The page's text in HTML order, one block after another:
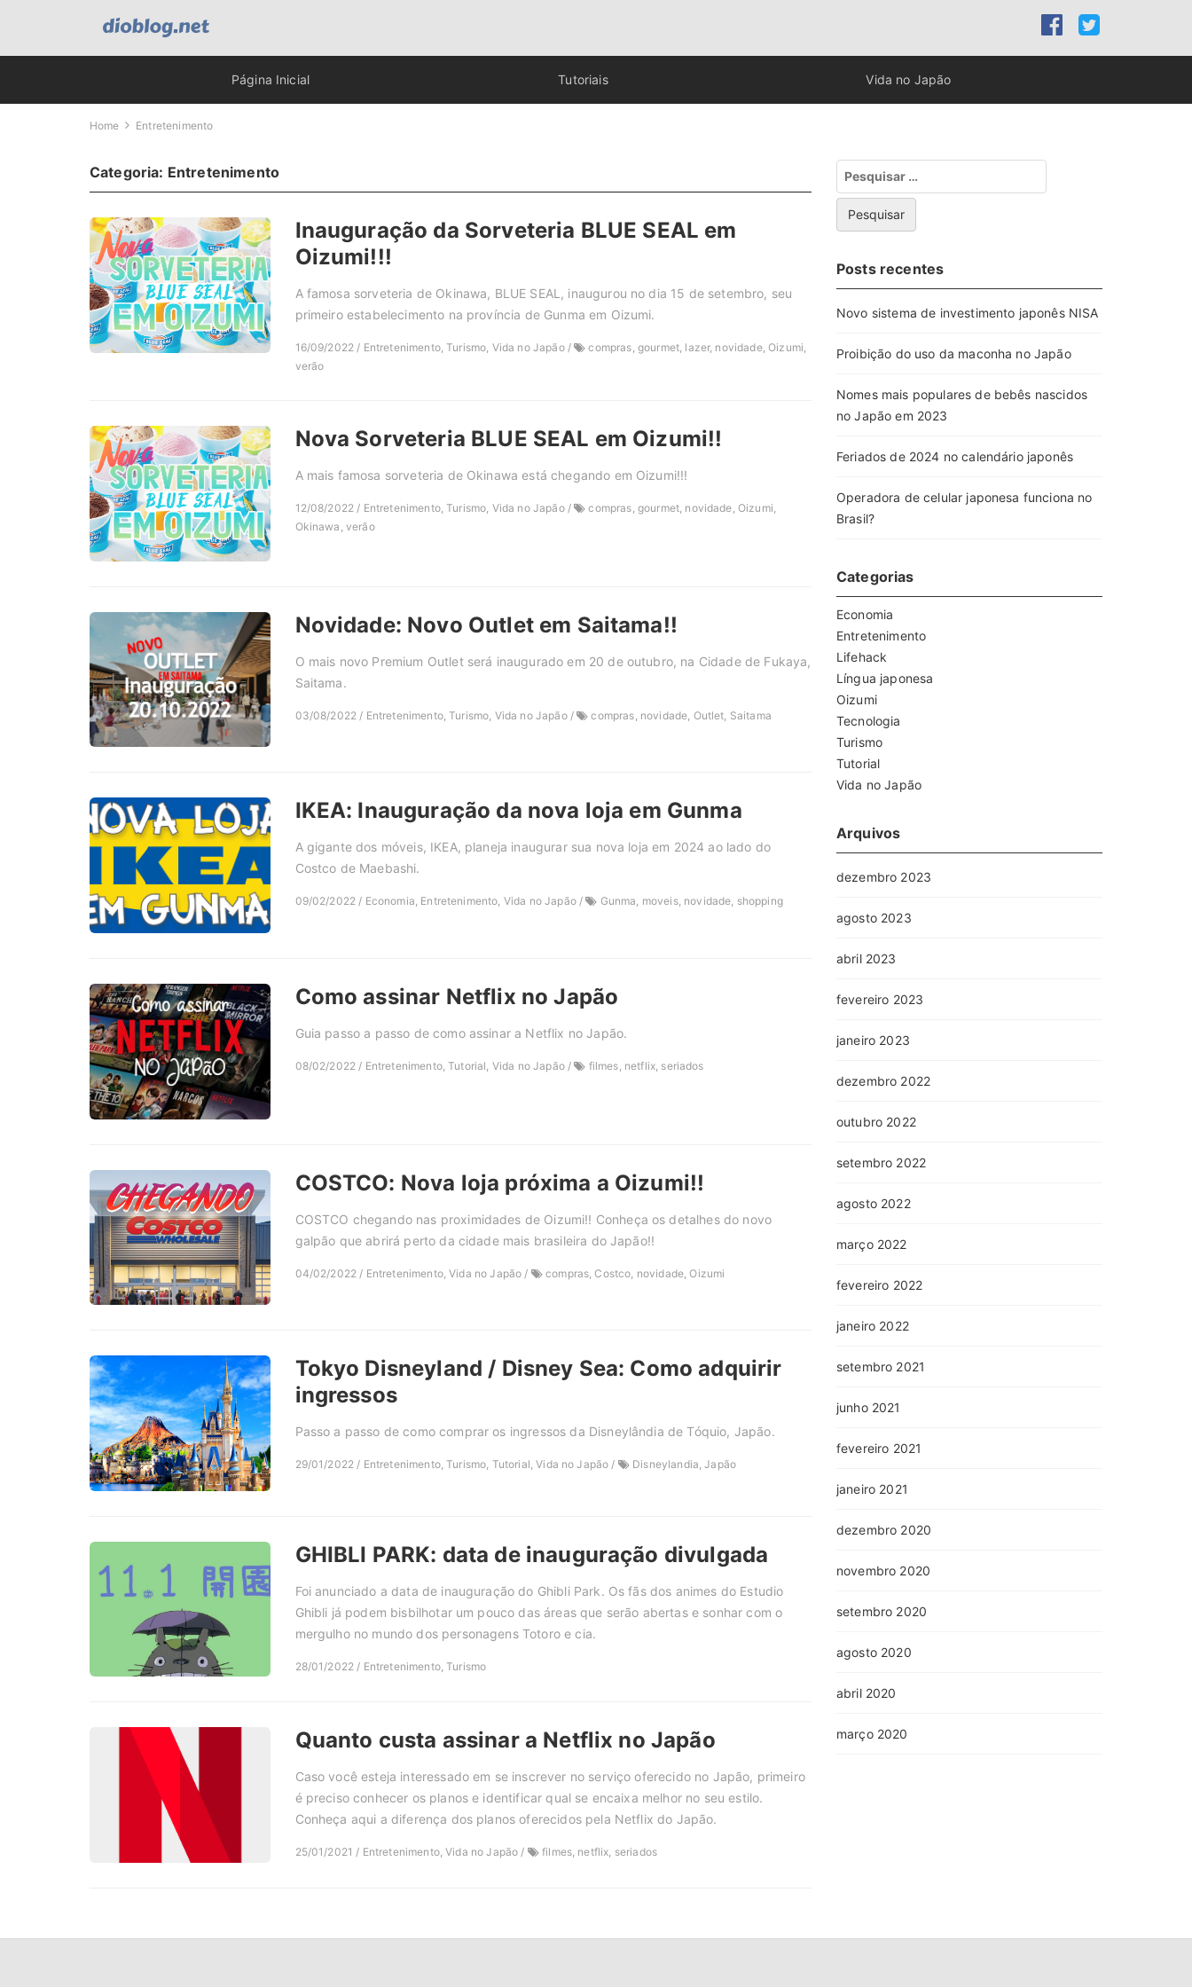
Página Inicial Tutoriais Vida no Japão
Home Entretenimento
Categoria: Entretenimento
Inauguração da Sorveteria BLUE SEAL em
Oizumi!!!
A famosa sorveteria de Okinawa, BLUE SEAL, inaugurou no dia 15 de setembro, seu
primeiro estabelecimento na província de Gunma em Oizumi.
16/09/2022 / Entretenimento, Turismo, Vida no Japão /
compras, gourmet, lazer, novidade, Oizumi,
verão
Nova Sorveteria BLUE SEAL em Oizumi!!
A mais famosa sorveteria de Okinawa está chegando em Oizumi!!!
12/08/2022 / Entretenimento, Turismo, Vida no Japão /
compras, gourmet, novidade, Oizumi,
Okinawa, verão
Novidade: Novo Outlet em Saitama!!
O mais novo Premium Outlet será inaugurado em 20 de outubro, na Cidade de Fukaya,
Saitama.
03/08/2022 / Entretenimento, Turismo, Vida no Japão / compras, novidade, Outlet, Saitama
IKEA: Inauguração da nova loja em Gunma
A gigante dos móveis, IKEA, planeja inaugurar sua nova loja em 2024 ao lado do
Costco de Maebashi.
09/02/2022 / Economia, Entretenimento, Vida no Japão / Gunma, moveis, novidade, shopping
Como assinar Netflix no Japão
Guia passo a passo de como assinar a Netflix no Japão.
08/02/2022 / Entretenimento, Tutorial, Vida no Japão / filmes, netflix, seriados
COSTCO: Nova loja próxima a Oizumi!!
COSTCO chegando nas proximidades de Oizumi!! Conheça os detalhes do novo
galpão que abrirá perto da cidade mais brasileira do Japão!!
04/02/2022 / Entretenimento, Vida no Japão / compras, Costco, novidade, Oizumi
Tokyo Disneyland / Disney Sea: Como adquirir
ingressos
Passo a passo de como comprar os ingressos da Disneylândia de Tóquio, Japão.
29/01/2022 / Entretenimento, Turismo, Tutorial, Vida no Japão / Disneylandia, Japão
GHIBLI PARK: data de inauguração divulgada
Foi anunciado a data de inauguração do Ghibli Park. Os fãs dos animes do Estudio
Ghibli já podem bisbilhotar um pouco das áreas que serão abertas e sonhar com o
mergulho no mundo dos personagens Totoro e cia.
28/01/2022 / Entretenimento, Turismo
Quanto custa assinar a Netflix no Japão
Caso você esteja interessado em se inscrever no serviço oferecido no Japão, primeiro
é preciso conhecer os planos e identificar qual se encaixa melhor no seu estilo.
Conheça aqui a diferença dos planos oferecidos pela Netflix do Japão.
25/01/2021 / Entretenimento, Vida no Japão / filmes, netflix, seriados
Pesquisar
por:
Posts recentes
Novo sistema de investimento japonês NISA
Proibição do uso da maconha no Japão
Nomes mais populares de bebês nascidos
no Japão em 2023
Feriados de 2024 no calendário japonês
Operadora de celular japonesa funciona no
Brasil?
Categorias
Economia
Entretenimento
Lifehack
Língua japonesa
Oizumi
Tecnologia
Turismo
Tutorial
Vida no Japão
Arquivos
dezembro 2023
agosto 2023
abril 2023
fevereiro 2023
janeiro 2023
dezembro 2022
outubro 2022
setembro 2022
agosto 2022
março 2022
fevereiro 2022
janeiro 2022
setembro 2021
junho 2021
fevereiro 2021
janeiro 2021
dezembro 2020
novembro 2020
setembro 2020
agosto 2020
abril 2020
março 2020